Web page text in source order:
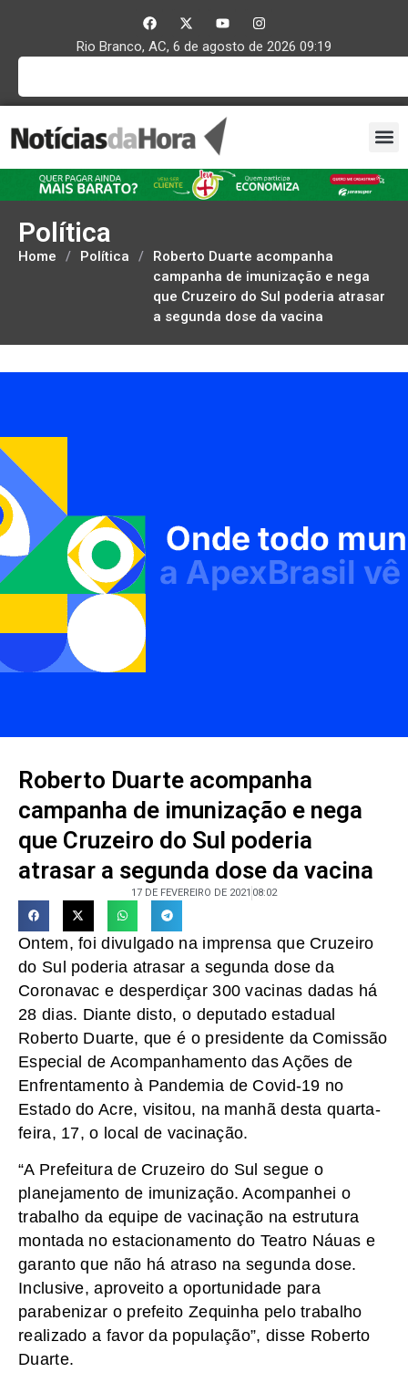
Rio Branco, AC, 6 de agosto de 2026 09:19
Política
Home / Política /
Roberto Duarte acompanha
campanha de imunização e nega
que Cruzeiro do Sul poderia atrasar
a segunda dose da vacina
Roberto Duarte acompanha
campanha de imunização e nega
que Cruzeiro do Sul poderia
atrasar a segunda dose da vacina
17 DE FEVEREIRO DE 2021 08:02
Ontem, foi divulgado na imprensa que Cruzeiro
do Sul poderia atrasar a segunda dose da
Coronavac e desperdiçar 300 vacinas dadas há
28 dias. Diante disto, o deputado estadual
Roberto Duarte, que é o presidente da Comissão
Especial de Acompanhamento das Ações de
Enfrentamento à Pandemia de Covid-19 no
Estado do Acre, visitou, na manhã desta quarta-
feira, 17, o local de vacinação.
“A Prefeitura de Cruzeiro do Sul segue o
planejamento de imunização. Acompanhei o
trabalho da equipe de vacinação na estrutura
montada no estacionamento do Teatro Náuas e
garanto que não há atraso na segunda dose.
Inclusive, aproveito a oportunidade para
parabenizar o prefeito Zequinha pelo trabalho
realizado a favor da população”, disse Roberto
Duarte.